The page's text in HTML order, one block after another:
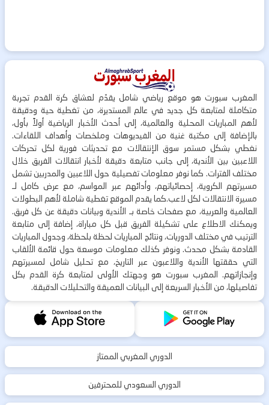
المغرب سبورت هو موقع رياضي شامل يقدّم لعشاق كرة القدم تجربة
متكاملة لمتابعة كل جديد في عالم المستديرة، من تغطية حية ودقيقة
لأهم المباريات المحلية والعالمية، إلى أحدث الأخبار الرياضية أولاً بأول،
بالإضافة إلى مكتبة غنية من الفيديوهات وملخصات وأهداف اللقاءات.
نغطي بشكل مستمر سوق الإنتقالات مع تحديثات فورية لكل تحركات
اللاعبين بين الأندية، إلى جانب متابعة دقيقة لأخبار انتقالات الفريق خلال
مختلف الفترات. كما نوفر معلومات تفصيلية حول اللاعبين والمدربين تشمل
مسيرتهم الكروية، إحصائياتهم، وأدائهم عبر المواسم، مع عرض كامل لـ
مسيرة الانتقالات لكل لاعب.كما يقدم الموقع تغطية شاملة لأهم البطولات
العالمية والعربية، مع صفحات خاصة بـ الأندية وبيانات دقيقة عن كل فريق.
ويمكنك الاطلاع على تشكيلة الفريق قبل كل مباراة، إضافة إلى متابعة
الترتيب في مختلف الدوريات، ونتائج المباريات لحظة بلحظة، وجدول المباريات
القادمة بشكل محدث. ونوفر كذلك معلومات موسعة حول قائمة الألقاب
التي حققتها الأندية واللاعبون عبر التاريخ، مع تحليل شامل لمسيرتهم
وإنجازاتهم. المغرب سبورت هو وجهتك الأولى لمتابعة كرة القدم بكل
تفاصيلها، من الأخبار السريعة إلى البيانات العميقة والتحليلات الدقيقة.
الدوري المغربي الممتاز
الدوري السعودي للمحترفين